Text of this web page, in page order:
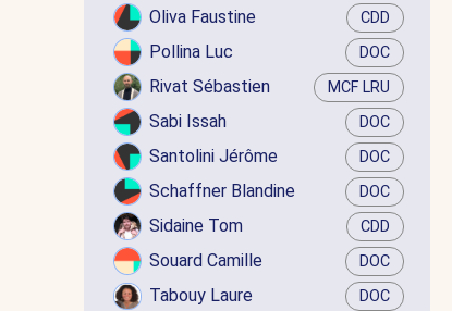
Oliva Faustine CDD
Pollina Luc DOC
Rivat Sébastien MCF LRU
Sabi Issah DOC
Santolini Jérôme DOC
Schaffner Blandine DOC
Sidaine Tom CDD
Souard Camille DOC
Tabouy Laure DOC